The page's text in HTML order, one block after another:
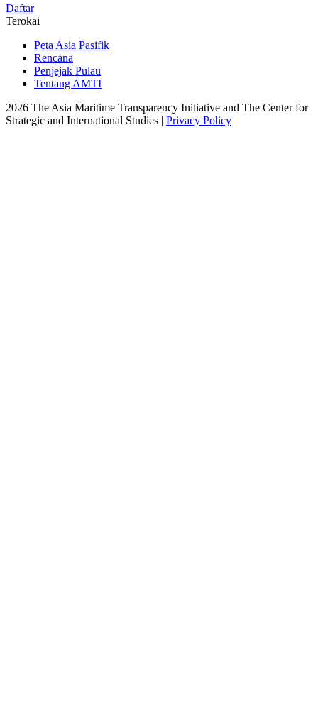
Daftar
Terokai
Peta Asia Pasifik
Rencana
Penjejak Pulau
Tentang AMTI
2026 The Asia Maritime Transparency Initiative and The Center for
Strategic and International Studies | Privacy Policy